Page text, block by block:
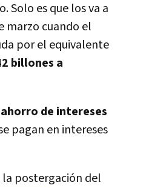
Solo es que los va a
marzo cuando el
por el equivalente
billones a
de intereses
pagan en intereses
la postergación del